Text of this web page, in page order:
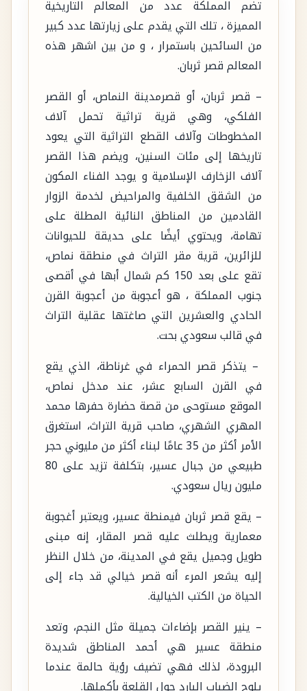
تضم المملكة عدد من المعالم التاريخية
المميزة ، تلك التي يقدم على زيارتها عدد كبير
من السائحين باستمرار ، و من بين اشهر هذه
المعالم قصر ثربان.
– قصر ثربان، أو قصرمدينة النماص، أو القصر
الفلكي، وهي قرية تراثية تحمل آلاف
المخطوطات وآلاف القطع التراثية التي يعود
تاريخها إلى مئات السنين، ويضم هذا القصر
آلاف الزخارف الإسلامية و يوجد الفناء المكون
من الشقق الخلفية والمراحيض لخدمة الزوار
القادمين من المناطق النائية المطلة على
تهامة، ويحتوي أيضًا على حديقة للحيوانات
للزائرين، قرية مقر التراث في منطقة نماص،
تقع على بعد 150 كم شمال أبها في أقصى
جنوب المملكة ، هو أعجوبة من أعجوبة القرن
الحادي والعشرين التي صاغتها عقلية التراث
في قالب سعودي بحت.
– يتذكر قصر الحمراء في غرناطة، الذي يقع
في القرن السابع عشر، عند مدخل نماص،
الموقع مستوحى من قصة حضارة حفرها محمد
المهري الشهري، صاحب قرية التراث، استغرق
الأمر أكثر من 35 عامًا لبناء أكثر من مليوني حجر
طبيعي من جبال عسير، بتكلفة تزيد على 80
مليون ريال سعودي.
– يقع قصر ثربان فيمنطة عسير، ويعتبر أغجوبة
معمارية ويطلث عليه قصر المقار، إنه مبنى
طويل وجميل يقع في المدينة، من خلال النظر
إليه يشعر المرء أنه قصر خيالي قد جاء إلى
الحياة من الكتب الخيالية.
– ينير القصر بإضاءات جميلة مثل النجم، وتعد
منطقة عسير هي أحمد المناطق شديدة
البرودة، لذلك فهي تضيف رؤية حالمة عندما
يلوح الضباب البارد حول القلعة بأكملها.